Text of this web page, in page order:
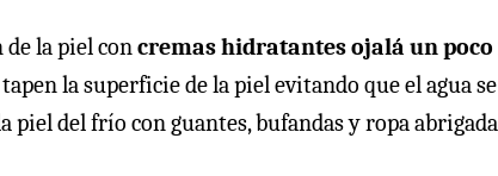
la piel concremas hidratantes ojalá un poco
la superficie de la piel evitando que el agua se
piel del frío con guantes, bufandas y ropa